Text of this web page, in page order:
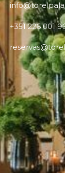
+351 226 001